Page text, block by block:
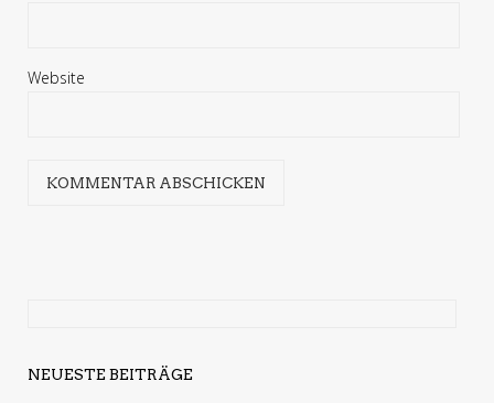
Website
NEUESTE BEITRÄGE